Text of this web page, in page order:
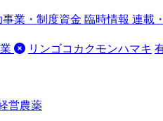
事業・制度資金 臨時情報 連載
リンゴコカクモンハマキ
営農薬